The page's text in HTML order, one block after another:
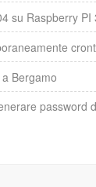
su Raspberry PI
Bergamo
password